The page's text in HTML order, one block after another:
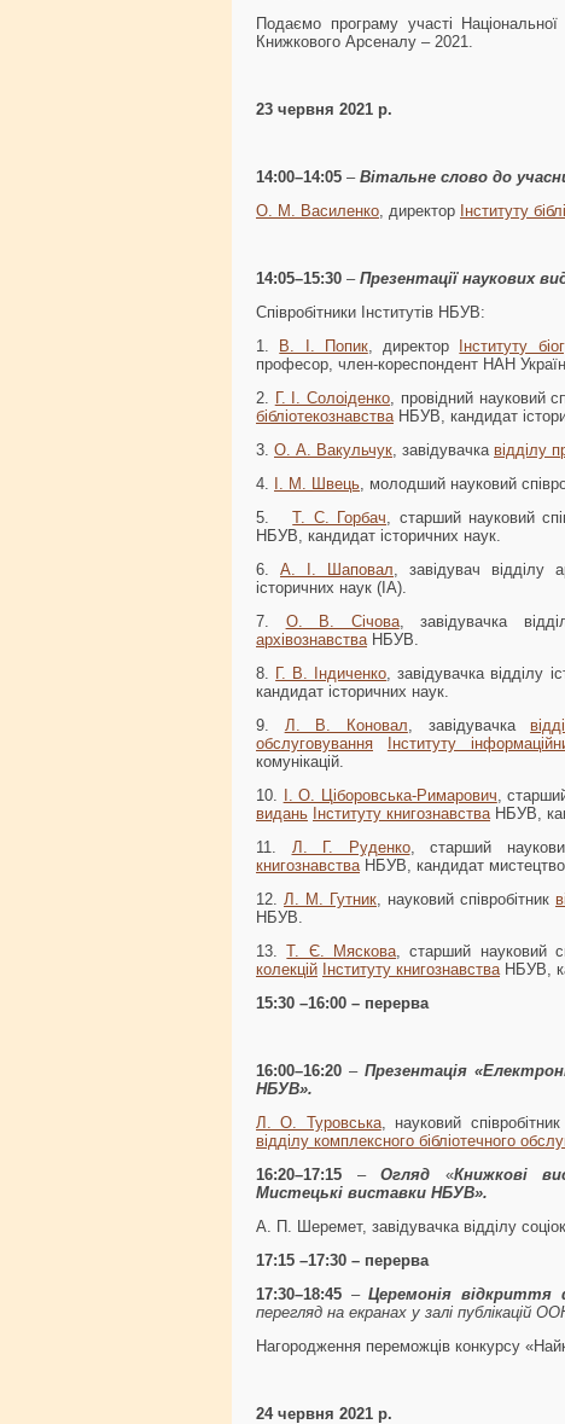
Подаємо програму участі
Книжкового Арсеналу – 2021.
23 червня 2021 р.
14:00–14:05 – Вітальне слово до
О. М. Василенко , директор Інституту
14:05–15:30 – Презентації наукових
Співробітники Інститутів НБУВ:
1.
В. І. Попик, директор Інституту
професор, член-кореспондент НАН
2.
Г. І. Солоіденко , провідний науковий
бібліотекознавства НБУВ, кандидат
3. О. А. Вакульчук , завідувачка відділу
4.
І. М. Швець , молодший науковий
5.Т. С. Горбач , старший науковий
НБУВ, кандидат історичних наук.
6. А. І. Шаповал , завідувач відділу
історичних наук (ІА).
7. О. В. Січова, завідувачка
архівознавства НБУВ.
8.
Г. В. Індиченко , завідувачка відділу
кандидат історичних наук.
9. Л. В. Коновал , завідувачка
обслуговування
Інституту
комунікацій.
10.
І. О. Ціборовська-Римарович ,
видань Інституту книгознавства НБУВ,
11. Л. Г. Руденко, старший
книгознавства НБУВ, кандидат
12. Л. М. Гутник , науковий співробітник
НБУВ.
13.Т. Є. Мяскова , старший науковий
колекцій Інституту книгознавства НБУВ,
15:30 –16:00 – перерва
16:00–16:20 – Презентація
НБУВ».
Л. О. Туровська, науковий
відділу комплексного бібліотечного
16:20–17:15 – Огляд «Книжкові
Мистецькі виставки НБУВ».
А. П. Шеремет, завідувачка відділу
17:15 –17:30 – перерва
17:30–18:45 –Церемонія відкриття
перегляд на екранах у залі публікацій
Нагородження переможців конкурсу
24 червня 2021 р.